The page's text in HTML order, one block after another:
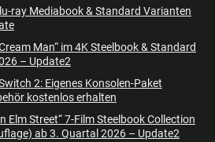
ray Mediabook & Standard Varianten
Man“ im 4K Steelbook & Standard
– Update2
2: Eigenes Konsolen-Paket
kostenlos erhalten
Elm Street“ 7-Film Steelbook Collection
ab 3. Quartal 2026 – Update2